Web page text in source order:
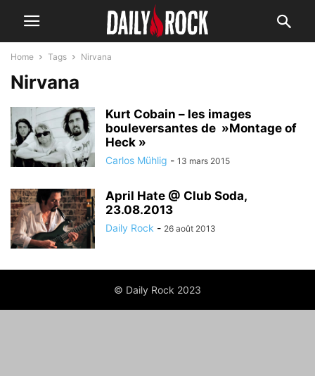
Home Tags Nirvana
Nirvana
Kurt Cobain – les images
bouleversantes de »Montage of
Heck »
Carlos Mühlig - 13 mars 2015
April Hate @ Club Soda,
23.08.2013
Daily Rock - 26 août 2013
© Daily Rock 2023